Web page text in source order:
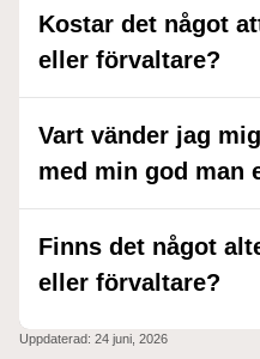
Kostar det något
eller förvaltare?
Vart vänder jag
med min god man
Finns det något
eller förvaltare?
Uppdaterad: 24 juni, 2026